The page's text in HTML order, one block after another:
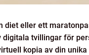
eller ett
tvillingar för
kopia av din